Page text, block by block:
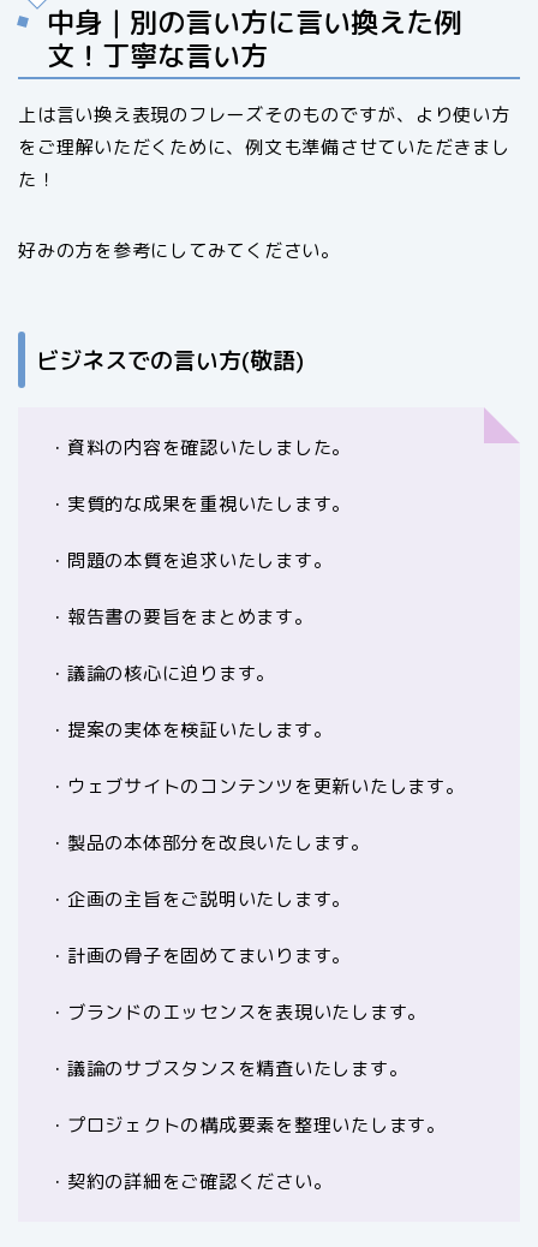
中身｜別の言い方に言い換えた例
文！丁寧な言い方
上は言い換え表現のフレーズそのものですが、より使い方
をご理解いただくために、例文も準備させていただきまし
た！
好みの方を参考にしてみてください。
ビジネスでの言い方(敬語)
・資料の内容を確認いたしました。
・実質的な成果を重視いたします。
・問題の本質を追求いたします。
・報告書の要旨をまとめます。
・議論の核心に迫ります。
・提案の実体を検証いたします。
・ウェブサイトのコンテンツを更新いたします。
・製品の本体部分を改良いたします。
・企画の主旨をご説明いたします。
・計画の骨子を固めてまいります。
・ブランドのエッセンスを表現いたします。
・議論のサブスタンスを精査いたします。
・プロジェクトの構成要素を整理いたします。
・契約の詳細をご確認ください。